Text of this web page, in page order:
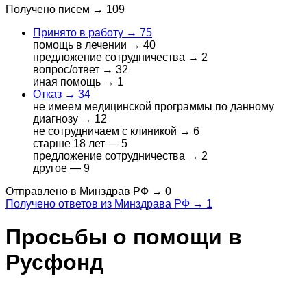
Получено писем → 109
Принято в работу → 75
помощь в лечении → 40
предложение сотрудничества → 2
вопрос/ответ → 32
иная помощь → 1
Отказ → 34
не имеем медицинской программы по данному
диагнозу → 12
не сотрудничаем с клиникой → 6
старше 18 лет — 5
предложение сотрудничества → 2
другое — 9
Отправлено в Минздрав РФ → 0
Получено ответов из Минздрава РФ → 1
Просьбы о помощи в
Русфонд